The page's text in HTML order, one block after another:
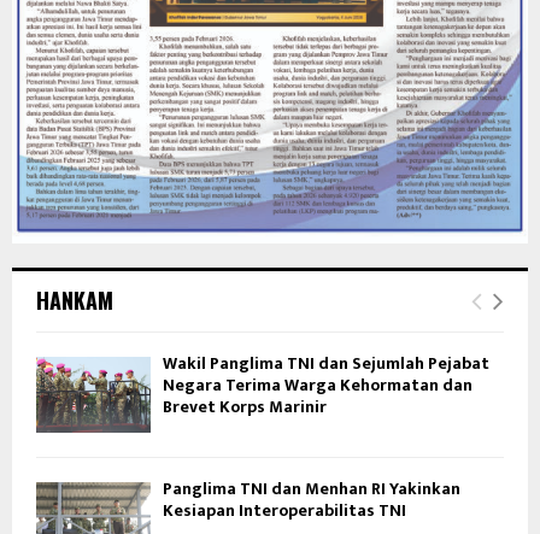
HANKAM
Wakil Panglima TNI dan Sejumlah Pejabat
Negara Terima Warga Kehormatan dan
Brevet Korps Marinir
Panglima TNI dan Menhan RI Yakinkan
Kesiapan Interoperabilitas TNI